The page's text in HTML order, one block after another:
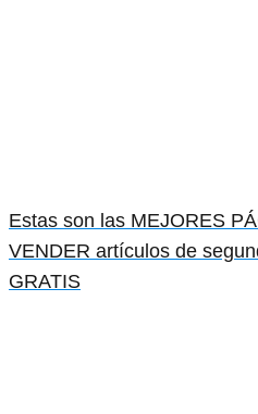
Estas son las MEJORES
VENDER artículos de
GRATIS